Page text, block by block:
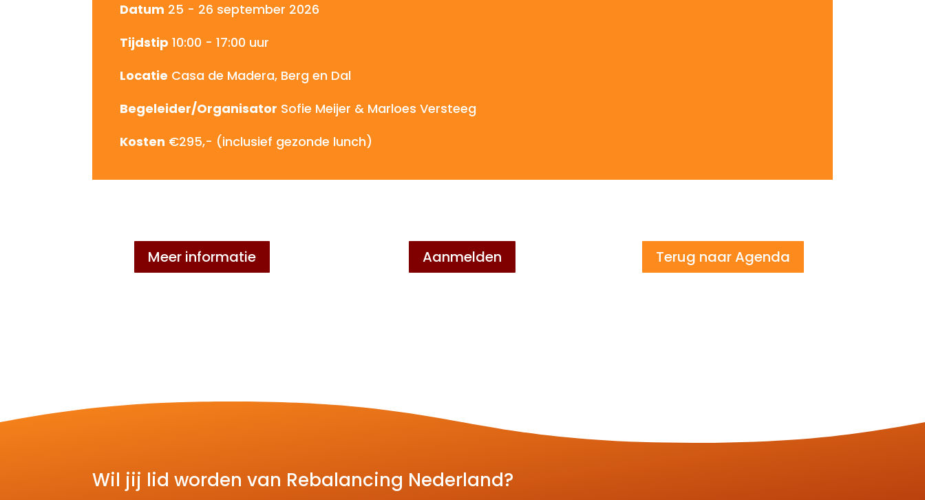
Datum 25 - 26 september 2026
Tijdstip 10:00 - 17:00 uur
Locatie Casa de Madera, Berg en Dal
Begeleider/Organisator Sofie Meijer & Marloes Versteeg
Kosten €295,- (inclusief gezonde lunch)
Meer informatie Aanmelden Terug naar Agenda
Wil jij lid worden van Rebalancing Nederland?